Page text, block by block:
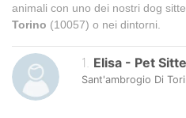
animali con uno dei nostri dog
Torino (10057) o nei dintorni.
1 Elisa - Pet
Sant'ambrogio Di